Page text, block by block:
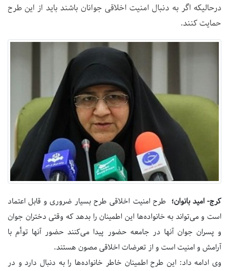
درحالیکه اگر به دنبال امنیت اخلاقی جوانان باشند باید از این طرح‌
حمایت کنند.
کرج- امید بانوان؛ طرح امنیت اخلاقی طرح بسیار ضروری و قابل اعتماد
است و می‌تواند به خانواده‌ها این اطمینان را بدهد که وقتی دختران جوان
و پسران جوان آنها در جامعه حضور پیدا می‌کنند حضور آنها توأم با
آرامش و امنیت است و از تعرضات اخلاقی مصون هستند.
وی ادامه داد: این طرح اطمینان خاطر خانواده‌ها را به دنبال دارد و در